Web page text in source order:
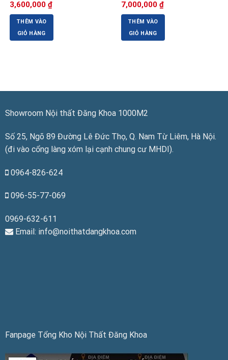
Giá
gốc
là:
3,900,000 ₫.
3,600,000 ₫Giá
hiện
tại
THÊM VÀO
GIỎ HÀNG
Giá
gốc
là:
8,900,000 ₫.
7,000,000 ₫Giá
hiện
tại
THÊM VÀO
GIỎ HÀNG
Showroom Nội thất Đăng Khoa 1000M2
Số 25, Ngõ 89 Đường Lê Đức Thọ, Q. Nam Từ Liêm, Hà Nội.
(đi vào cổng làng xóm lại cạnh chung cư MHDI).
0964-826-624
096-55-77-069
0969-632-611
Email: info@noithatdangkhoa.com
Fanpage Tổng Kho Nội Thất Đăng Khoa